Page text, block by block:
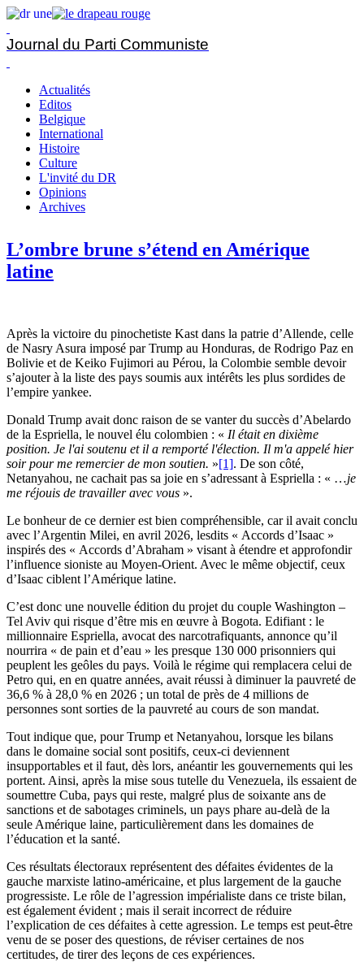
Journal du Parti Communiste
Actualités
Editos
Belgique
International
Histoire
Culture
L'invité du DR
Opinions
Archives
L’ombre brune s’étend en Amérique
latine
Après la victoire du pinochetiste Kast dans la patrie d’Allende, celle
de Nasry Asura imposé par Trump au Honduras, de Rodrigo Paz en
Bolivie et de Keiko Fujimori au Pérou, la Colombie semble devoir
s’ajouter à la liste des pays soumis aux intérêts les plus sordides de
l’empire yankee.
Donald Trump avait donc raison de se vanter du succès d’Abelardo
de la Espriella, le nouvel élu colombien : « Il était en dixième
position. Je l'ai soutenu et il a remporté l'élection. Il m'a appelé hier
soir pour me remercier de mon soutien. »[1]. De son côté,
Netanyahou, ne cachait pas sa joie en s’adressant à Espriella : « …je
me réjouis de travailler avec vous ».
Le bonheur de ce dernier est bien compréhensible, car il avait conclu
avec l’Argentin Milei, en avril 2026, lesdits « Accords d’Isaac »
inspirés des « Accords d’Abraham » visant à étendre et approfondir
l’influence sioniste au Moyen-Orient. Avec le même objectif, ceux
d’Isaac ciblent l’Amérique latine.
C’est donc une nouvelle édition du projet du couple Washington –
Tel Aviv qui risque d’être mis en œuvre à Bogota. Edifiant : le
millionnaire Espriella, avocat des narcotrafiquants, annonce qu’il
nourrira « de pain et d’eau » les presque 130 000 prisonniers qui
peuplent les geôles du pays. Voilà le régime qui remplacera celui de
Petro qui, en en quatre années, avait réussi à diminuer la pauvreté de
36,6 % à 28,0 % en 2026 ; un total de près de 4 millions de
personnes sont sorties de la pauvreté au cours de son mandat.
Tout indique que, pour Trump et Netanyahou, lorsque les bilans
dans le domaine social sont positifs, ceux-ci deviennent
insupportables et il faut, dès lors, anéantir les gouvernements qui les
portent. Ainsi, après la mise sous tutelle du Venezuela, ils essaient de
soumettre Cuba, pays qui reste, malgré plus de soixante ans de
sanctions et de sabotages criminels, un pays phare au-delà de la
seule Amérique laine, particulièrement dans les domaines de
l’éducation et la santé.
Ces résultats électoraux représentent des défaites évidentes de la
gauche marxiste latino-américaine, et plus largement de la gauche
progressiste. Le rôle de l’agression impérialiste dans ce triste bilan,
est également évident ; mais il serait incorrect de réduire
l’explication de ces défaites à cette agression. Le temps est peut-être
venu de se poser des questions, de réviser certaines de nos
certitudes, de tirer des leçons de ces expériences.